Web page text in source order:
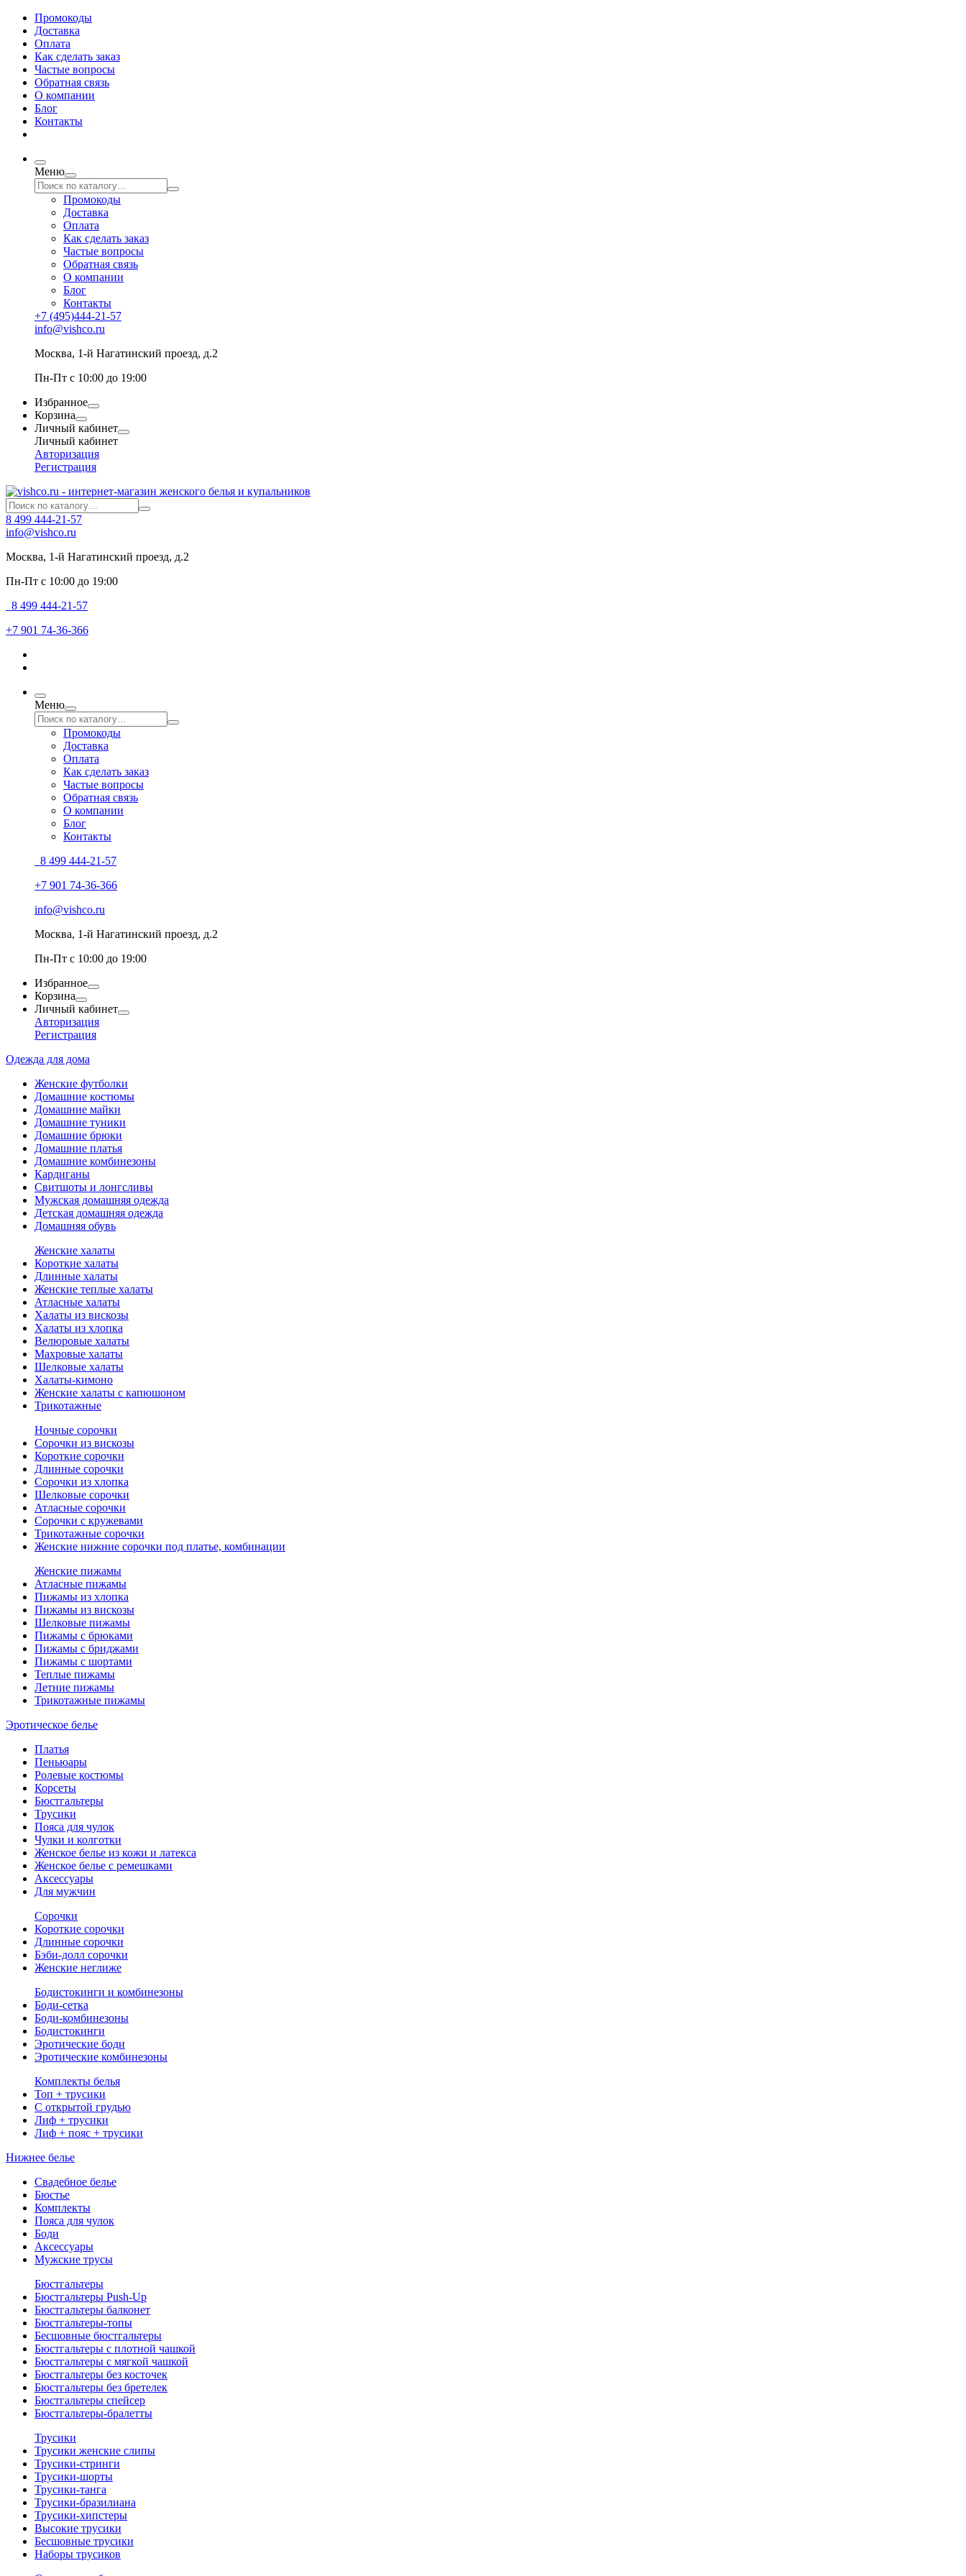
Промокоды
Доставка
Оплата
Как сделать заказ
Частые вопросы
Обратная связь
О компании
Блог
Контакты
Меню
Промокоды
Доставка
Оплата
Как сделать заказ
Частые вопросы
Обратная связь
О компании
Блог
Контакты
+7 (495)444-21-57
info@vishco.ru
Москва, 1-й Нагатинский проезд, д.2
Пн-Пт с 10:00 до 19:00
Избранное
Корзина
Личный кабинет
Личный кабинет
Авторизация
Регистрация
8 499 444-21-57
info@vishco.ru
Москва, 1-й Нагатинский проезд, д.2
Пн-Пт с 10:00 до 19:00
8 499 444-21-57
+7 901 74-36-366
Меню
Промокоды
Доставка
Оплата
Как сделать заказ
Частые вопросы
Обратная связь
О компании
Блог
Контакты
8 499 444-21-57
+7 901 74-36-366
info@vishco.ru
Москва, 1-й Нагатинский проезд, д.2
Пн-Пт с 10:00 до 19:00
Избранное
Корзина
Личный кабинет
Авторизация
Регистрация
Одежда для дома
Женские футболки
Домашние костюмы
Домашние майки
Домашние туники
Домашние брюки
Домашние платья
Домашние комбинезоны
Кардиганы
Свитшоты и лонгсливы
Мужская домашняя одежда
Детская домашняя одежда
Домашняя обувь
Женские халаты
Короткие халаты
Длинные халаты
Женские теплые халаты
Атласные халаты
Халаты из вискозы
Халаты из хлопка
Велюровые халаты
Махровые халаты
Шелковые халаты
Халаты-кимоно
Женские халаты с капюшоном
Трикотажные
Ночные сорочки
Сорочки из вискозы
Короткие сорочки
Длинные сорочки
Сорочки из хлопка
Шелковые сорочки
Атласные сорочки
Сорочки с кружевами
Трикотажные сорочки
Женские нижние сорочки под платье, комбинации
Женские пижамы
Атласные пижамы
Пижамы из хлопка
Пижамы из вискозы
Шелковые пижамы
Пижамы с брюками
Пижамы с бриджами
Пижамы с шортами
Теплые пижамы
Летние пижамы
Трикотажные пижамы
Эротическое белье
Платья
Пеньюары
Ролевые костюмы
Корсеты
Бюстгальтеры
Трусики
Пояса для чулок
Чулки и колготки
Женское белье из кожи и латекса
Женское белье с ремешками
Аксессуары
Для мужчин
Сорочки
Короткие сорочки
Длинные сорочки
Бэби-долл сорочки
Женские неглиже
Бодистокинги и комбинезоны
Боди-сетка
Боди-комбинезоны
Бодистокинги
Эротические боди
Эротические комбинезоны
Комплекты белья
Топ + трусики
С открытой грудью
Лиф + трусики
Лиф + пояс + трусики
Нижнее белье
Свадебное белье
Бюстье
Комплекты
Пояса для чулок
Боди
Аксессуары
Мужские трусы
Бюстгальтеры
Бюстгальтеры Push-Up
Бюстгальтеры балконет
Бюстгальтеры-топы
Бесшовные бюстгальтеры
Бюстгальтеры с плотной чашкой
Бюстгальтеры с мягкой чашкой
Бюстгальтеры без косточек
Бюстгальтеры без бретелек
Бюстгальтеры спейсер
Бюстгальтеры-бралетты
Трусики
Трусики женские слипы
Трусики-стринги
Трусики-шорты
Трусики-танга
Трусики-бразилиана
Трусики-хипстеры
Высокие трусики
Бесшовные трусики
Наборы трусиков